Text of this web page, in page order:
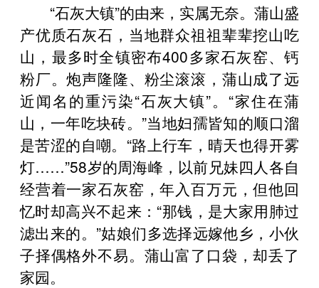
“石灰大镇”的由来，实属无奈。蒲山盛
产优质石灰石，当地群众祖祖辈辈挖山吃
山，最多时全镇密布400多家石灰窑、钙
粉厂。炮声隆隆、粉尘滚滚，蒲山成了远
近闻名的重污染“石灰大镇”。“家住在蒲
山，一年吃块砖。”当地妇孺皆知的顺口溜
是苦涩的自嘲。“路上行车，晴天也得开雾
灯……”58岁的周海峰，以前兄妹四人各自
经营着一家石灰窑，年入百万元，但他回
忆时却高兴不起来：“那钱，是大家用肺过
滤出来的。”姑娘们多选择远嫁他乡，小伙
子择偶格外不易。蒲山富了口袋，却丢了
家园。